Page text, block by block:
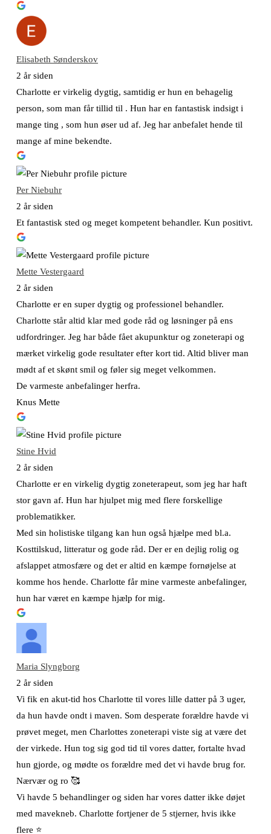
Elisabeth Sønderskov
2 år siden
Charlotte er virkelig dygtig, samtidig er hun en behagelig
person, som man får tillid til . Hun har en fantastisk indsigt i
mange ting , som hun øser ud af. Jeg har anbefalet hende til
mange af mine bekendte.
Per Niebuhr
2 år siden
Et fantastisk sted og meget kompetent behandler. Kun positivt.
Mette Vestergaard
2 år siden
Charlotte er en super dygtig og professionel behandler.
Charlotte står altid klar med gode råd og løsninger på ens
udfordringer. Jeg har både fået akupunktur og zoneterapi og
mærket virkelig gode resultater efter kort tid. Altid bliver man
mødt af et skønt smil og føler sig meget velkommen.
De varmeste anbefalinger herfra.
Knus Mette
Stine Hvid
2 år siden
Charlotte er en virkelig dygtig zoneterapeut, som jeg har haft
stor gavn af. Hun har hjulpet mig med flere forskellige
problematikker.
Med sin holistiske tilgang kan hun også hjælpe med bl.a.
Kosttilskud, litteratur og gode råd. Der er en dejlig rolig og
afslappet atmosfære og det er altid en kæmpe fornøjelse at
komme hos hende. Charlotte får mine varmeste anbefalinger,
hun har været en kæmpe hjælp for mig.
Maria Slyngborg
2 år siden
Vi fik en akut-tid hos Charlotte til vores lille datter på 3 uger,
da hun havde ondt i maven. Som desperate forældre havde vi
prøvet meget, men Charlottes zoneterapi viste sig at være det
der virkede. Hun tog sig god tid til vores datter, fortalte hvad
hun gjorde, og mødte os forældre med det vi havde brug for.
Nærvær og ro 🥰
Vi havde 5 behandlinger og siden har vores datter ikke døjet
med mavekneb. Charlotte fortjener de 5 stjerner, hvis ikke
flere ⭐️